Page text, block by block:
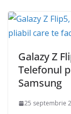
Galazy Z
Telefonul
Samsung
25 septembrie